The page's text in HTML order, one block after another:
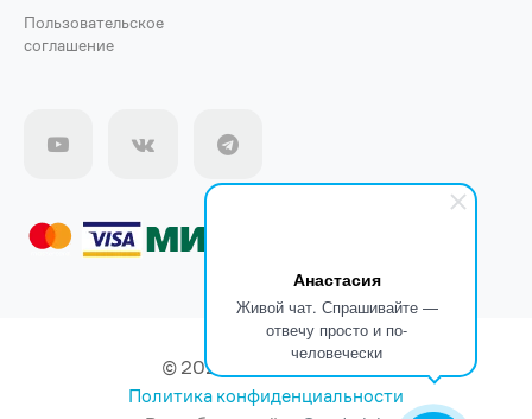
Анастасия
Живой чат. Спрашивайте —
отвечу просто и по-
человечески
Пользовательское
соглашение
© 2026 ООО "ХИМТЕК"
Политика конфиденциальности